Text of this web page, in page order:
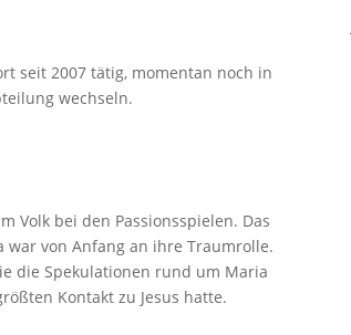
seit 2007 tätig, momentan noch in
wechseln.
Volk bei den Passionsspielen. Das
von Anfang an ihre Traumrolle.
die Spekulationen rund um Maria
Kontakt zu Jesus hatte.